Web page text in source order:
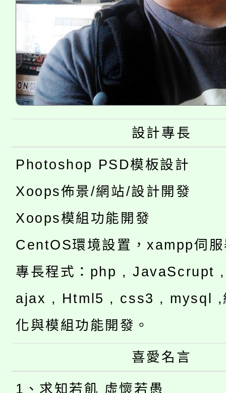
設計專長
Photoshop PSD模板設計
Xoops佈景/網站/設計開發
Xoops模組功能開發
CentOS環境設置，xampp伺
專長程式：php , JavaScrupt
ajax , Html5 , css3 , mysql ,
化與模組功能開發。
喜愛名言
1、求知若飢 虛懷若愚